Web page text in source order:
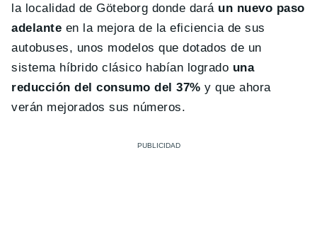
la localidad de Göteborg donde dará un nuevo paso
adelante en la mejora de la eficiencia de sus
autobuses, unos modelos que dotados de un
sistema híbrido clásico habían logrado una
reducción del consumo del 37% y que ahora
verán mejorados sus números.